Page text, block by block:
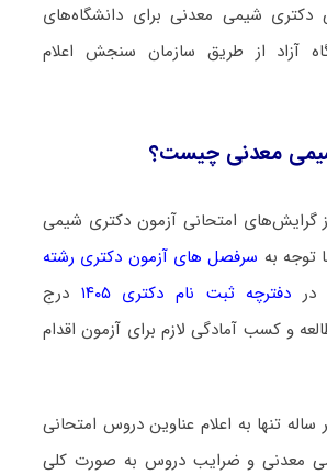
دکتری شیمی معدنی برای دانشگاه‌های
آزاد از طریق سازمان سنجش اعلام
معدنی چیست؟
گرایش‌های امتحانی آزمون دکتری شیمی
توجه به سرفصل های آزمون دکتری رشته
دفترچه ثبت نام دکتری ۱۴۰۵
درج
و کسب آمادگی لازم برای آزمون اقدام
تنها به اعلام عناوین دروس امتحانی
معدنی و ضرایب دروس به صورت کلی